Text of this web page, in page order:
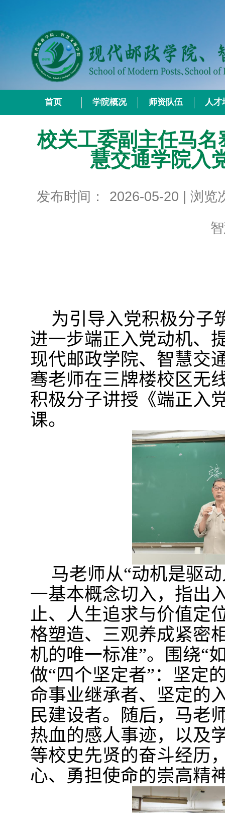
首页 学院概况 师资队伍 人才
校关工委副主任马
慧交通学院入
发布时间： 2026-05-20 | 浏览
为引导入党积极分子
进一步端正入党动机、
现代邮政学院、智慧交
骞老师在三牌楼校区无
积极分子讲授《端正入
课。
马老师从“动机是驱
一基本概念切入，指出
止、人生追求与价值定
格塑造、三观养成紧密
机的唯一标准”。围绕“
做“四个坚定者”：坚定
命事业继承者、坚定的
民建设者。随后，马老
热血的感人事迹，以及
等校史先贤的奋斗经历
心、勇担使命的崇高精